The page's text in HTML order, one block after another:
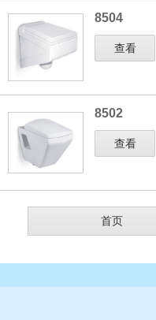
8504
查看
8502
查看
首页